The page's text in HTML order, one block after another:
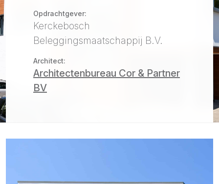
Opdrachtgever:
Kerckebosch
Beleggingsmaatschappij B.V.
Architect:
Architectenbureau Cor & Partner
BV